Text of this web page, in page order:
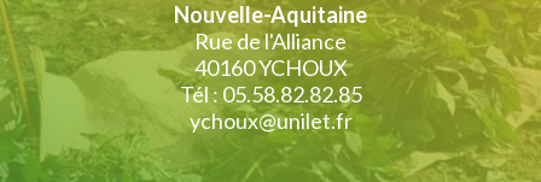
Nouvelle-Aquitaine
Rue de l'Alliance
40160 YCHOUX
Tél : 05.58.82.82.85
ychoux@unilet.fr